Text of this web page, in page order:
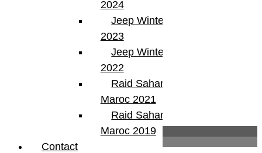
Informations complémentaires
2024
Jeep Winter Tour
2023
Jeep Winter Tour
2022
Raid Sahara Tour
Maroc 2021
Raid Sahara Tour
Maroc 2019
Contact